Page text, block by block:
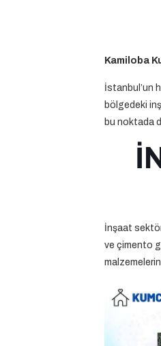
Kamiloba
İstanbul’un
bölgedeki
bu noktada
İnşaat
ve çimento